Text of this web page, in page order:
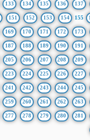
133 134 135 136 137
151 152 153 154 155
169 170 171 172 173
187 188 189 190 191
205 206 207 208 209
223 224 225 226 227
241 242 243 244 245
259 260 261 262 263
277 278 279 280 281